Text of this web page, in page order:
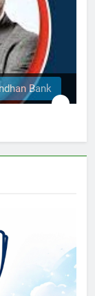
The Structural